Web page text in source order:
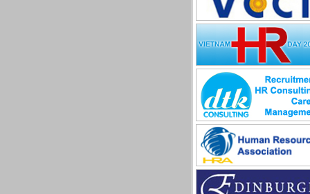
Quản lý chất lượng
Quản lý dự án
Quản lý, Điều hành
Quản lý, Kinh doanh bất động
Quản trị hệ thống
Sản xuất game online
Sở hữu công nghiệp
Tài chính
Thiết kế
Tiếp thị
Tổ chức Sản xuất
Truyền thông
Truyền thông, PR